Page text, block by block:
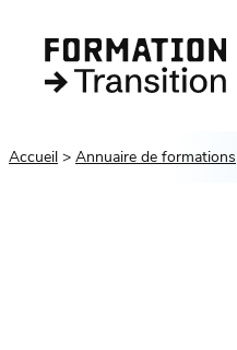
Accueil Annuaire de formations